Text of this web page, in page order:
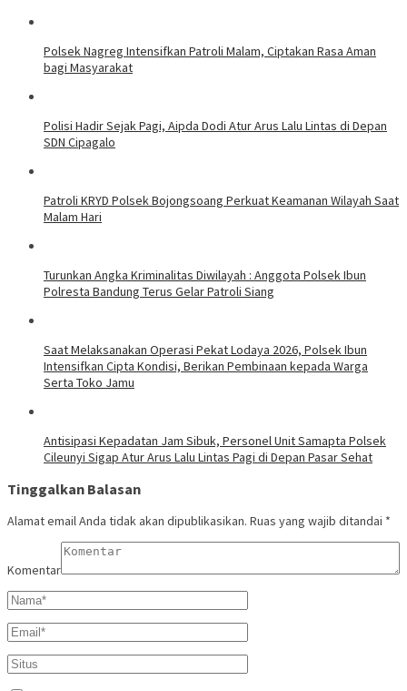
Polsek Nagreg Intensifkan Patroli Malam, Ciptakan Rasa Aman
bagi Masyarakat
Polisi Hadir Sejak Pagi, Aipda Dodi Atur Arus Lalu Lintas di Depan
SDN Cipagalo
Patroli KRYD Polsek Bojongsoang Perkuat Keamanan Wilayah Saat
Malam Hari
Turunkan Angka Kriminalitas Diwilayah : Anggota Polsek Ibun
Polresta Bandung Terus Gelar Patroli Siang
Saat Melaksanakan Operasi Pekat Lodaya 2026, Polsek Ibun
Intensifkan Cipta Kondisi, Berikan Pembinaan kepada Warga
Serta Toko Jamu
Antisipasi Kepadatan Jam Sibuk, Personel Unit Samapta Polsek
Cileunyi Sigap Atur Arus Lalu Lintas Pagi di Depan Pasar Sehat
Tinggalkan Balasan
Alamat email Anda tidak akan dipublikasikan. Ruas yang wajib ditandai *
Komentar